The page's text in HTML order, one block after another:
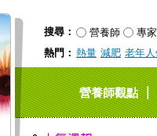
搜尋： 營養師
專家
熱門： 熱量 減肥 老年
營養師觀點｜